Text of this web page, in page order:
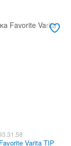
Varita TIP